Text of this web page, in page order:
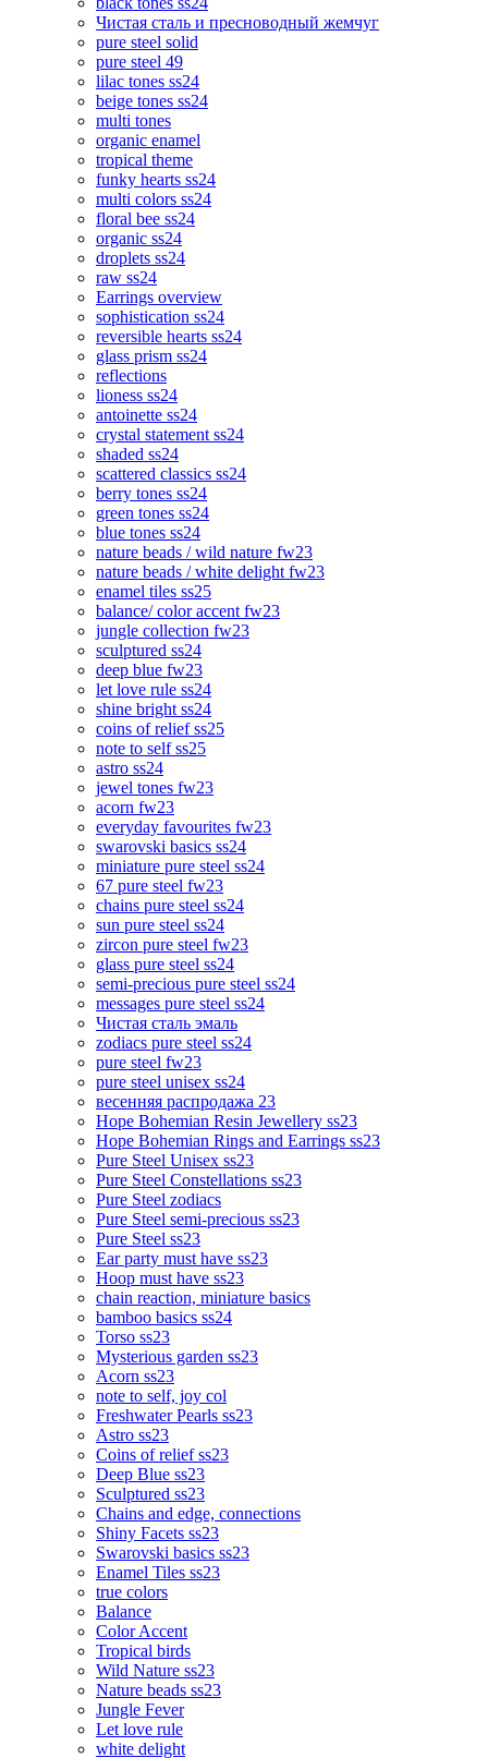
Чистая сталь и пресноводный жемчуг
pure steel solid
pure steel 49
lilac tones ss24
beige tones ss24
multi tones
organic enamel
tropical theme
funky hearts ss24
multi colors ss24
floral bee ss24
organic ss24
droplets ss24
raw ss24
Earrings overview
sophistication ss24
reversible hearts ss24
glass prism ss24
reflections
lioness ss24
antoinette ss24
crystal statement ss24
shaded ss24
scattered classics ss24
berry tones ss24
green tones ss24
blue tones ss24
nature beads / wild nature fw23
nature beads / white delight fw23
enamel tiles ss25
balance/ color accent fw23
jungle collection fw23
sculptured ss24
deep blue fw23
let love rule ss24
shine bright ss24
coins of relief ss25
note to self ss25
astro ss24
jewel tones fw23
acorn fw23
everyday favourites fw23
swarovski basics ss24
miniature pure steel ss24
67 pure steel fw23
chains pure steel ss24
sun pure steel ss24
zircon pure steel fw23
glass pure steel ss24
semi-precious pure steel ss24
messages pure steel ss24
Чистая сталь эмаль
zodiacs pure steel ss24
pure steel fw23
pure steel unisex ss24
весенняя распродажа 23
Hope Bohemian Resin Jewellery ss23
Hope Bohemian Rings and Earrings ss23
Pure Steel Unisex ss23
Pure Steel Constellations ss23
Pure Steel zodiacs
Pure Steel semi-precious ss23
Pure Steel ss23
Ear party must have ss23
Hoop must have ss23
chain reaction, miniature basics
bamboo basics ss24
Torso ss23
Mysterious garden ss23
Acorn ss23
note to self, joy col
Freshwater Pearls ss23
Astro ss23
Coins of relief ss23
Deep Blue ss23
Sculptured ss23
Chains and edge, connections
Shiny Facets ss23
Swarovski basics ss23
Enamel Tiles ss23
true colors
Balance
Color Accent
Tropical birds
Wild Nature ss23
Nature beads ss23
Jungle Fever
Let love rule
white delight